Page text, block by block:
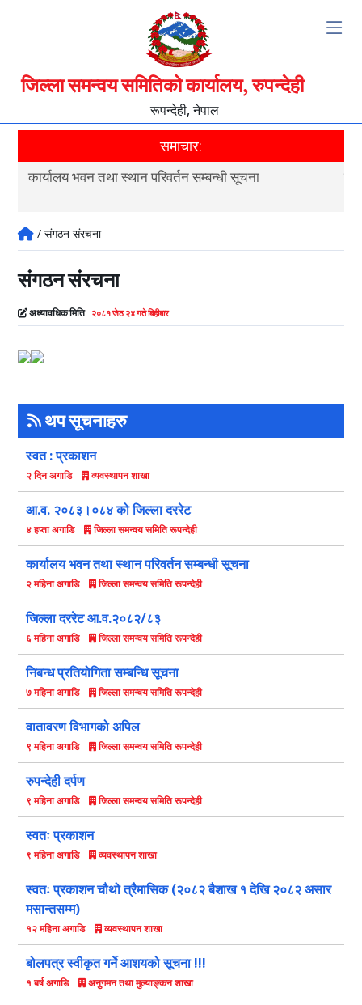
जिल्ला समन्वय समितिको कार्यालय, रुपन्देही
रूपन्देही, नेपाल
समाचार:
कार्यालय भवन तथा स्थान परिवर्तन सम्बन्धी सूचना
/ संगठन संरचना
संगठन संरचना
अध्यावधिक मिति २०८१ जेठ २४ गते बिहीबार
थप सूचनाहरु
स्वत : प्रकाशन
२ दिन अगाडि व्यवस्थापन शाखा
आ.व. २०८३।०८४ को जिल्ला दररेट
४ हप्ता अगाडि जिल्ला समन्वय समिति रूपन्देही
कार्यालय भवन तथा स्थान परिवर्तन सम्बन्धी सूचना
२ महिना अगाडि जिल्ला समन्वय समिति रूपन्देही
जिल्ला दररेट आ.व.२०८२/८३
६ महिना अगाडि जिल्ला समन्वय समिति रूपन्देही
निबन्ध प्रतियोगिता सम्बन्धि सूचना
७ महिना अगाडि जिल्ला समन्वय समिति रूपन्देही
वातावरण विभागको अपिल
९ महिना अगाडि जिल्ला समन्वय समिति रूपन्देही
रुपन्देही दर्पण
९ महिना अगाडि जिल्ला समन्वय समिति रूपन्देही
स्वतः प्रकाशन
९ महिना अगाडि व्यवस्थापन शाखा
स्वतः प्रकाशन चौथो त्रैमासिक (२०८२ बैशाख १ देखि २०८२ असार
मसान्तसम्म)
१२ महिना अगाडि व्यवस्थापन शाखा
बोलपत्र स्वीकृत गर्ने आशयको सूचना !!!
१ बर्ष अगाडि अनुगमन तथा मुल्याङ्कन शाखा